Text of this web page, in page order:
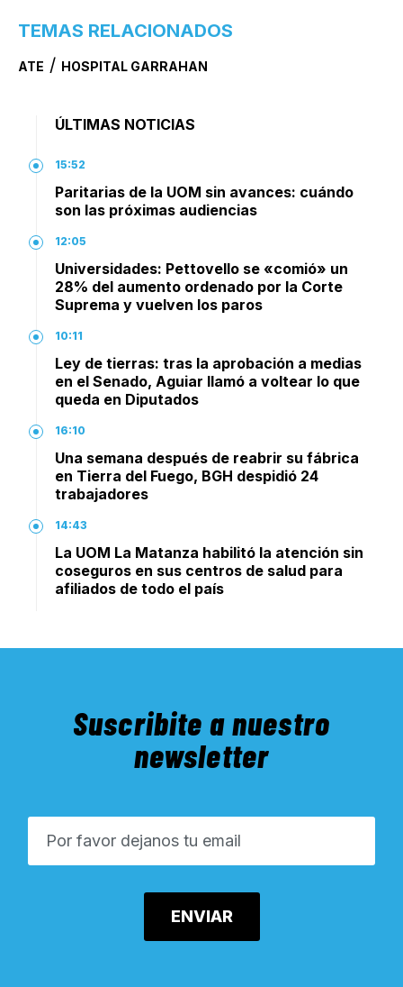
TEMAS RELACIONADOS
ATE / HOSPITAL GARRAHAN
ÚLTIMAS NOTICIAS
15:52
Paritarias de la UOM sin avances: cuándo
son las próximas audiencias
12:05
Universidades: Pettovello se «comió» un
28% del aumento ordenado por la Corte
Suprema y vuelven los paros
10:11
Ley de tierras: tras la aprobación a medias
en el Senado, Aguiar llamó a voltear lo que
queda en Diputados
16:10
Una semana después de reabrir su fábrica
en Tierra del Fuego, BGH despidió 24
trabajadores
14:43
La UOM La Matanza habilitó la atención sin
coseguros en sus centros de salud para
afiliados de todo el país
Suscribite a nuestro
newsletter